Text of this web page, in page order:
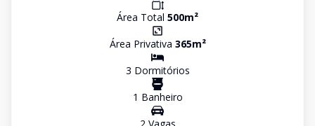
Área Total 500m²
Área Privativa 365m²
3 Dormitórios
1 Banheiro